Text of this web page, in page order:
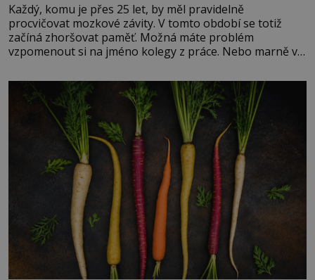
Každý, komu je přes 25 let, by měl pravidelně
procvičovat mozkové závity. V tomto období se totiž
začíná zhoršovat paměť. Možná máte problém
vzpomenout si na jméno kolegy z práce. Nebo marně v
Je to opravdu tak, s věkem jako kdyby se paměť
rozhodla stávkovat. Cvičte